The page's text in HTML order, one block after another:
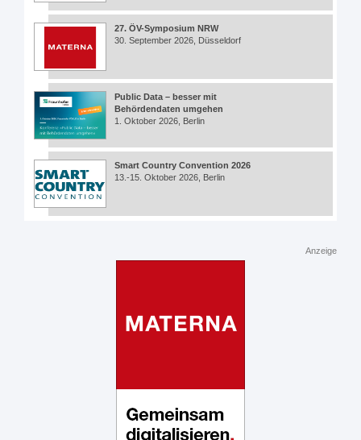
27. ÖV-Symposium NRW
30. September 2026, Düsseldorf
Public Data – besser mit
Behördendaten umgehen
1. Oktober 2026, Berlin
Smart Country Convention 2026
13.-15. Oktober 2026, Berlin
Anzeige